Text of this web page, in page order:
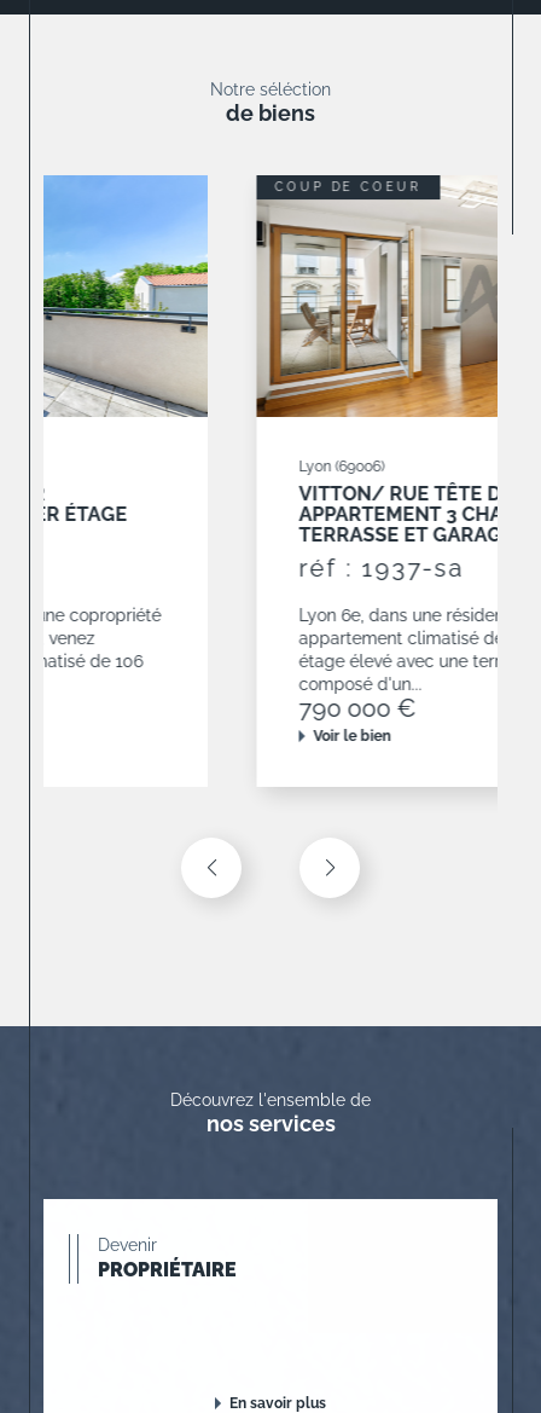
Notre séléction
de biens
VITTON/ RUE TÊTE D'OR
APPARTEMENT 3 CHAMBRES AVEC
TERRASSE ET GARAGES
Lyon 6e, dans une résidence de 2010,
appartement climatisé de 120,68 m² situé en
étage élevé avec une terrasse de 19 m². Il est
Découvrez l'ensemble de
nos services
Devenir
PROPRIÉTAIRE
En savoir plus